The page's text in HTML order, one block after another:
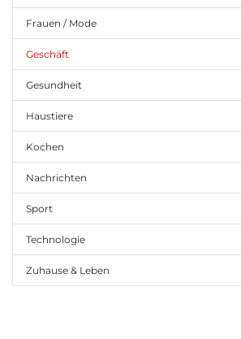
Frauen / Mode
Geschäft
Gesundheit
Haustiere
Kochen
Nachrichten
Sport
Technologie
Zuhause & Leben